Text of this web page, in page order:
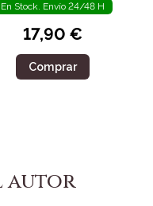
En Stock. Envío 24/48 H
17,90 €
Comprar
autor